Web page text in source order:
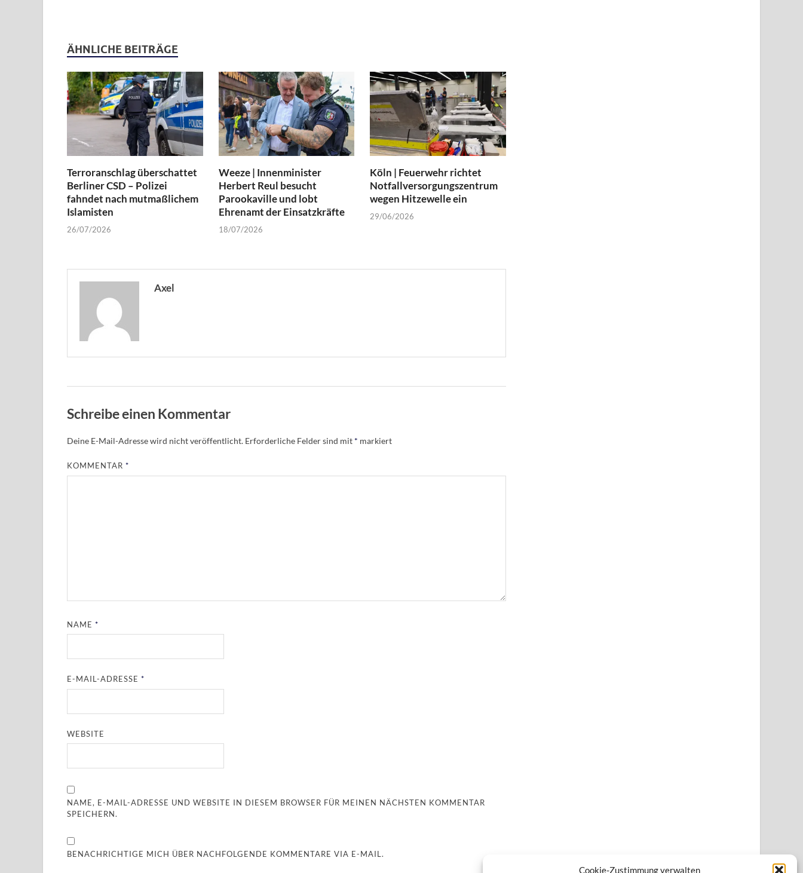
Cookie-Zustimmung verwalten
ÄHNLICHE BEITRÄGE
Terroranschlag überschattet
Berliner CSD – Polizei
fahndet nach mutmaßlichem
Islamisten
26/07/2026
Weeze | Innenminister
Herbert Reul besucht
Parookaville und lobt
Ehrenamt der Einsatzkräfte
18/07/2026
Köln | Feuerwehr richtet
Notfallversorgungszentrum
wegen Hitzewelle ein
29/06/2026
Axel
Schreibe einen Kommentar
Deine E-Mail-Adresse wird nicht veröffentlicht. Erforderliche Felder sind mit * markiert
KOMMENTAR*
NAME*
E-MAIL-ADRESSE*
WEBSITE
NAME, E-MAIL-ADRESSE UND WEBSITE IN DIESEM BROWSER FÜR MEINEN NÄCHSTEN KOMMENTAR
SPEICHERN.
BENACHRICHTIGE MICH ÜBER NACHFOLGENDE KOMMENTARE VIA E-MAIL.